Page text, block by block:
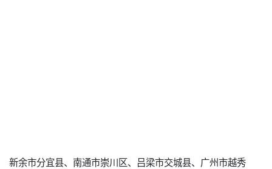
新余市分宜县、南通市崇川区、吕梁市交城县、广州市越秀